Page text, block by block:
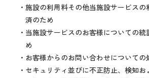
・施設の利用料その他当施設サービス
済のため
・当施設サービスのお客様についての
め
・お客様からのお問い合わせについて
・セキュリティ並びに不正防止、検知